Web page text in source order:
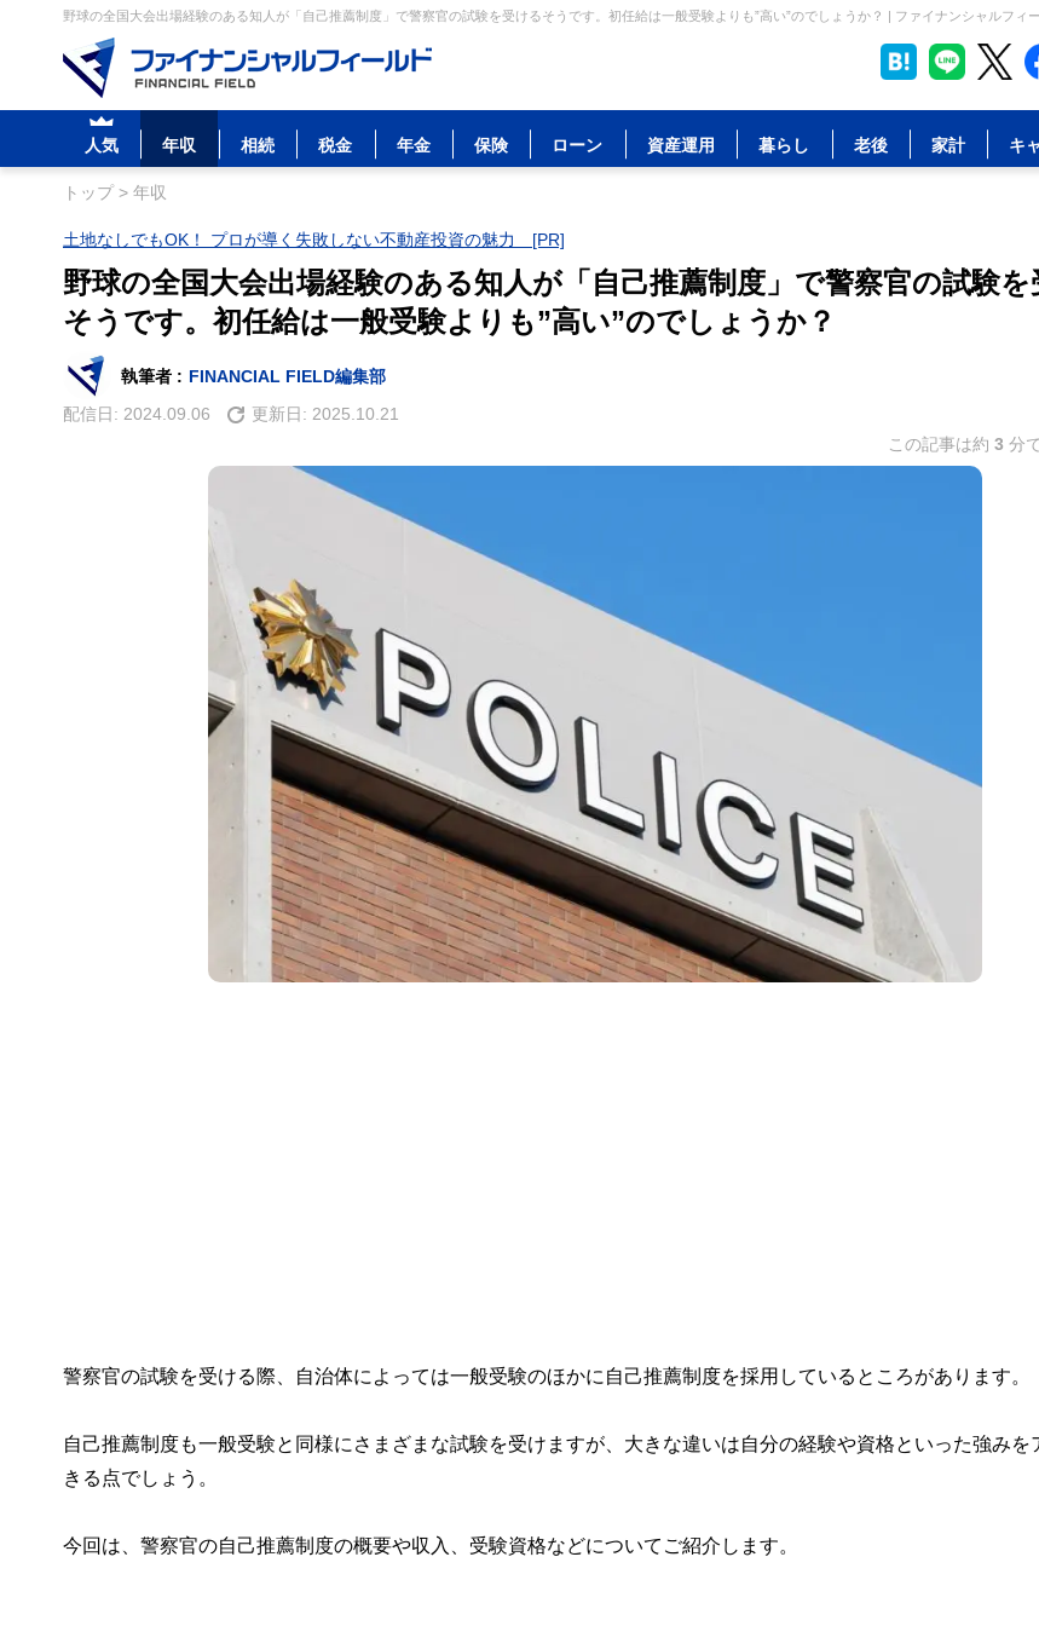
野球の全国大会出場経験のある知人が「自己推薦制度」で警察官の試験を受けるそうです。初任給は一般受験よりも”高い”のでしょうか？ | ファイナンシャルフィ
人気 年収 相続 税金 年金 保険 ローン 資産運用 暮らし 老後 家計 キ
トップ> 年収
土地なしでもOK！ プロが導く失敗しない不動産投資の魅力 [PR]
野球の全国大会出場経験のある知人が「自己推薦制度」で警察官の試験を
そうです。初任給は一般受験よりも”高い”のでしょうか？
執筆者 : FINANCIAL FIELD編集部
配信日: 2024.09.06 更新日: 2025.10.21
この記事は約 3 分
警察官の試験を受ける際、自治体によっては一般受験のほかに自己推薦制度を採用しているところがあります。
自己推薦制度も一般受験と同様にさまざまな試験を受けますが、大きな違いは自分の経験や資格といった強みを
きる点でしょう。
今回は、警察官の自己推薦制度の概要や収入、受験資格などについてご紹介します。